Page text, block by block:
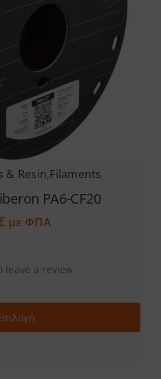
& Resin,Filaments
PA6-CF20
με ΦΠΑ
a review.